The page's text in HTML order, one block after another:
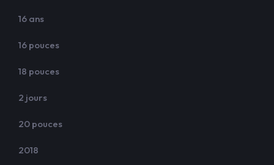
16 ans
16 pouces
18 pouces
2 jours
20 pouces
2018